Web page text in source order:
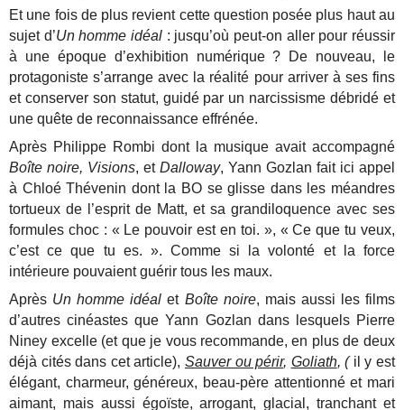
Et une fois de plus revient cette question posée plus haut au
sujet d’Un homme idéal : jusqu’où peut-on aller pour réussir
à une époque d’exhibition numérique ? De nouveau, le
protagoniste s’arrange avec la réalité pour arriver à ses fins
et conserver son statut, guidé par un narcissisme débridé et
une quête de reconnaissance effrénée.
Après Philippe Rombi dont la musique avait accompagné
Boîte noire, Visions, etDalloway, Yann Gozlan fait ici appel
à Chloé Thévenin dont la BO se glisse dans les méandres
tortueux de l’esprit de Matt, et sa grandiloquence avec ses
formules choc : « Le pouvoir est en toi. », « Ce que tu veux,
c’est ce que tu es. ». Comme si la volonté et la force
intérieure pouvaient guérir tous les maux.
Après Un homme idéal et Boîte noire, mais aussi les films
d’autres cinéastes que Yann Gozlan dans lesquels Pierre
Niney excelle (et que je vous recommande, en plus de deux
déjà cités dans cet article), Sauver ou périr, Goliath, ( il y est
élégant, charmeur, généreux, beau-père attentionné et mari
aimant, mais aussi égoïste, arrogant, glacial, tranchant et